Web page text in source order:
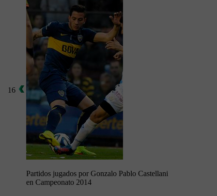
16
Partidos jugados por Gonzalo Pablo Castellani
en Campeonato 2014